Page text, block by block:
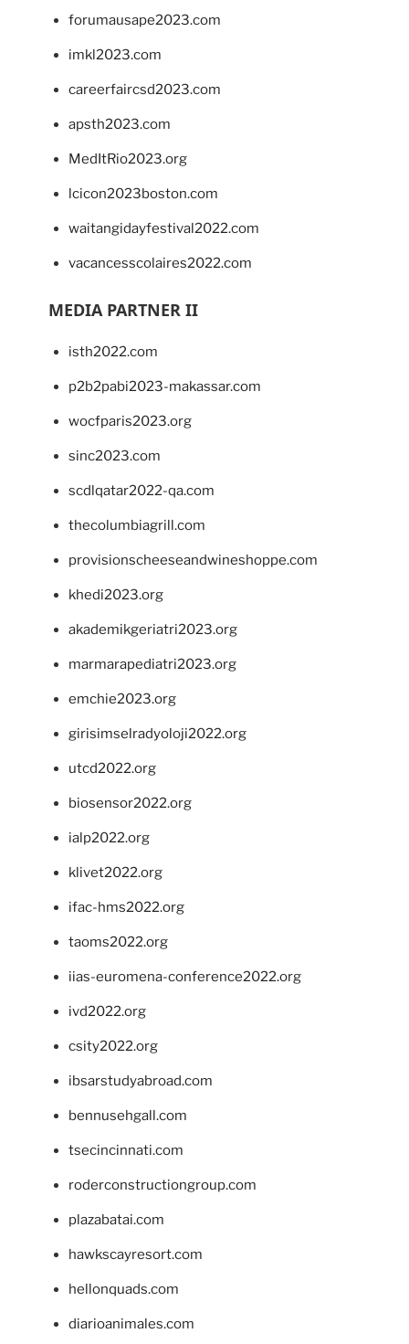
forumausape2023.com
imkl2023.com
careerfaircsd2023.com
apsth2023.com
MedItRio2023.org
lcicon2023boston.com
waitangidayfestival2022.com
vacancesscolaires2022.com
MEDIA PARTNER II
isth2022.com
p2b2pabi2023-makassar.com
wocfparis2023.org
sinc2023.com
scdlqatar2022-qa.com
thecolumbiagrill.com
provisionscheeseandwineshoppe.com
khedi2023.org
akademikgeriatri2023.org
marmarapediatri2023.org
emchie2023.org
girisimselradyoloji2022.org
utcd2022.org
biosensor2022.org
ialp2022.org
klivet2022.org
ifac-hms2022.org
taoms2022.org
iias-euromena-conference2022.org
ivd2022.org
csity2022.org
ibsarstudyabroad.com
bennusehgall.com
tsecincinnati.com
roderconstructiongroup.com
plazabatai.com
hawkscayresort.com
hellonquads.com
diarioanimales.com